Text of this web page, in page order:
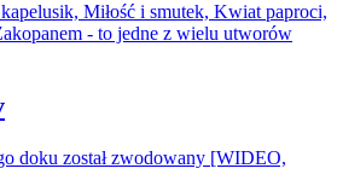
Miłość i smutek, Kwiat paproci,
- to jedne z wielu utworów
doku został zwodowany [WIDEO,